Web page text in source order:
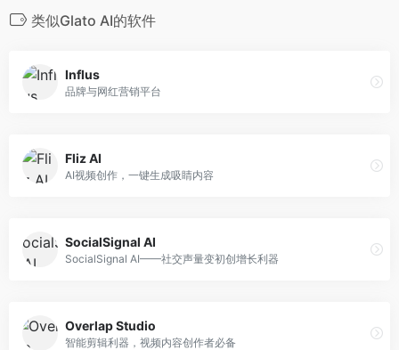
类似Glato AI的软件
Influs
品牌与网红营销平台
Fliz AI
AI视频创作，一键生成吸睛内容
SocialSignal AI
SocialSignal AI——社交声量变初创增长利器
Overlap Studio
智能剪辑利器，视频内容创作者必备